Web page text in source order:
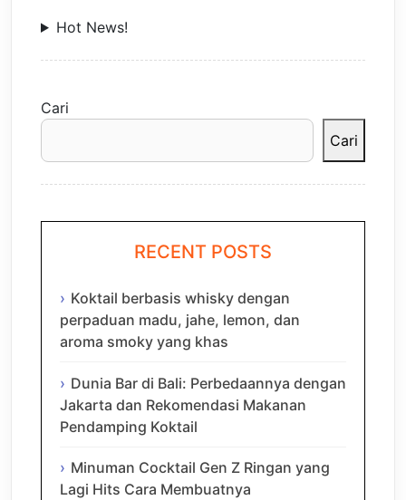
Hot News!
Cari
Cari
RECENT POSTS
Koktail berbasis whisky dengan
perpaduan madu, jahe, lemon, dan
aroma smoky yang khas
Dunia Bar di Bali: Perbedaannya dengan
Jakarta dan Rekomendasi Makanan
Pendamping Koktail
Minuman Cocktail Gen Z Ringan yang
Lagi Hits Cara Membuatnya